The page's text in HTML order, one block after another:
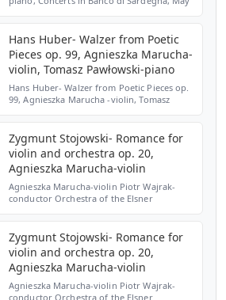
Hans Huber- Walzer from Poetic
Pieces op. 99, Agnieszka Marucha-
violin, Tomasz Pawłowski-piano
Hans Huber- Walzer from Poetic Pieces op.
99, Agnieszka Marucha -violin, Tomasz
Zygmunt Stojowski- Romance for
violin and orchestra op. 20,
Agnieszka Marucha-violin
Agnieszka Marucha-violin Piotr Wajrak-
conductor Orchestra of the Elsner
was a late-romantic composer ...
Zygmunt Stojowski- Romance for
violin and orchestra op. 20,
Agnieszka Marucha-violin
Agnieszka Marucha-violin Piotr Wajrak-
conductor Orchestra of the Elsner